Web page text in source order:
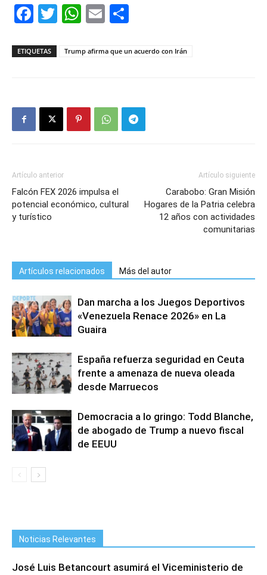
Facebook
Twitter
WhatsApp
Email
ETIQUETAS Trump afirma que un acuerdo con Irán
Artículo anterior
Falcón FEX 2026 impulsa el
potencial económico, cultural
y turístico
Artículo siguiente
Carabobo: Gran Misión
Hogares de la Patria celebra
12 años con actividades
comunitarias
Artículos relacionados Más del autor
Dan marcha a los Juegos Deportivos
«Venezuela Renace 2026» en La
Guaira
España refuerza seguridad en Ceuta
frente a amenaza de nueva oleada
desde Marruecos
Democracia a lo gringo: Todd Blanche,
de abogado de Trump a nuevo fiscal
de EEUU
Noticias Relevantes
José Luis Betancourt asumirá el Viceministerio de